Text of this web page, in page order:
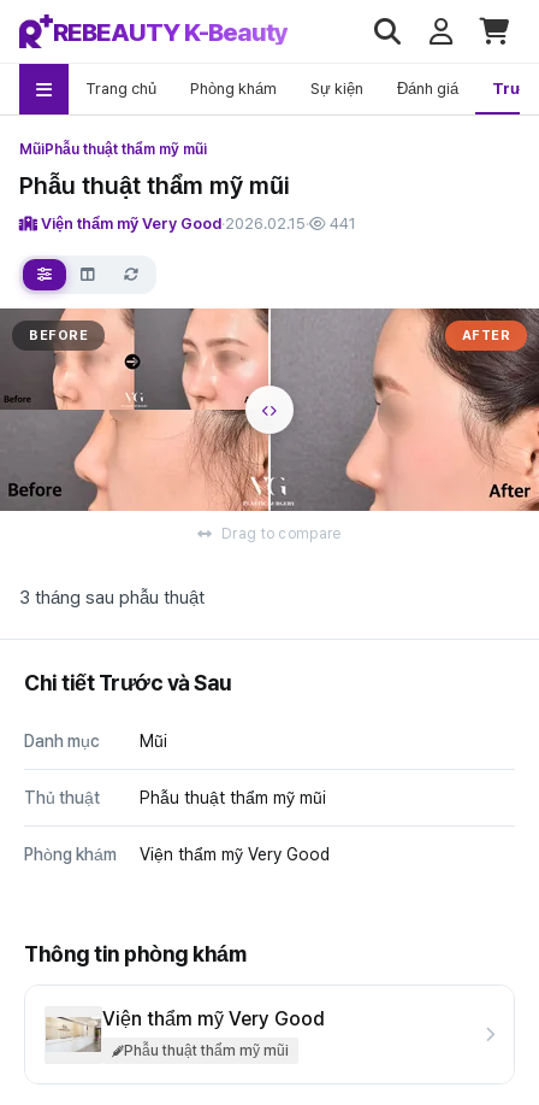
REBEAUTY K-Beauty
Trang chủ Phòng khám Sự kiện Đánh giá
MũiPhẫu thuật thẩm mỹ mũi
Phẫu thuật thẩm mỹ mũi
Viện thẩm mỹ Very Good·2026.02.15· 441
AFTER
BEFORE
Drag to compare
3 tháng sau phẫu thuật
Chi tiết Trước và Sau
Danh mục Mũi
Thủ thuật Phẫu thuật thẩm mỹ mũi
Phòng khám Viện thẩm mỹ Very Good
Thông tin phòng khám
Viện thẩm mỹ Very Good
Phẫu thuật thẩm mỹ mũi